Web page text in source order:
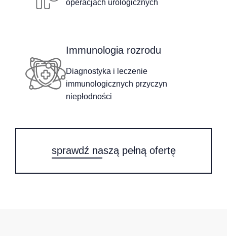
operacjach urologicznych
Immunologia rozrodu
Diagnostyka i leczenie
immunologicznych przyczyn
niepłodności
sprawdź naszą pełną ofertę